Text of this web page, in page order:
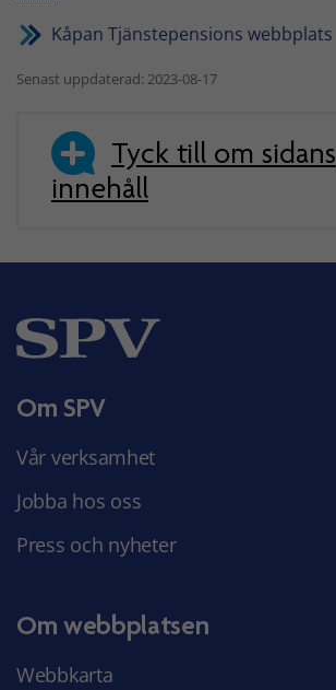
Kåpan Tjänstepensions webbplats
Senast uppdaterad: 2023-08-17
Tyck till om sidans
innehåll
Om SPV
Vår verksamhet
Jobba hos oss
Press och nyheter
Om webbplatsen
Webbkarta